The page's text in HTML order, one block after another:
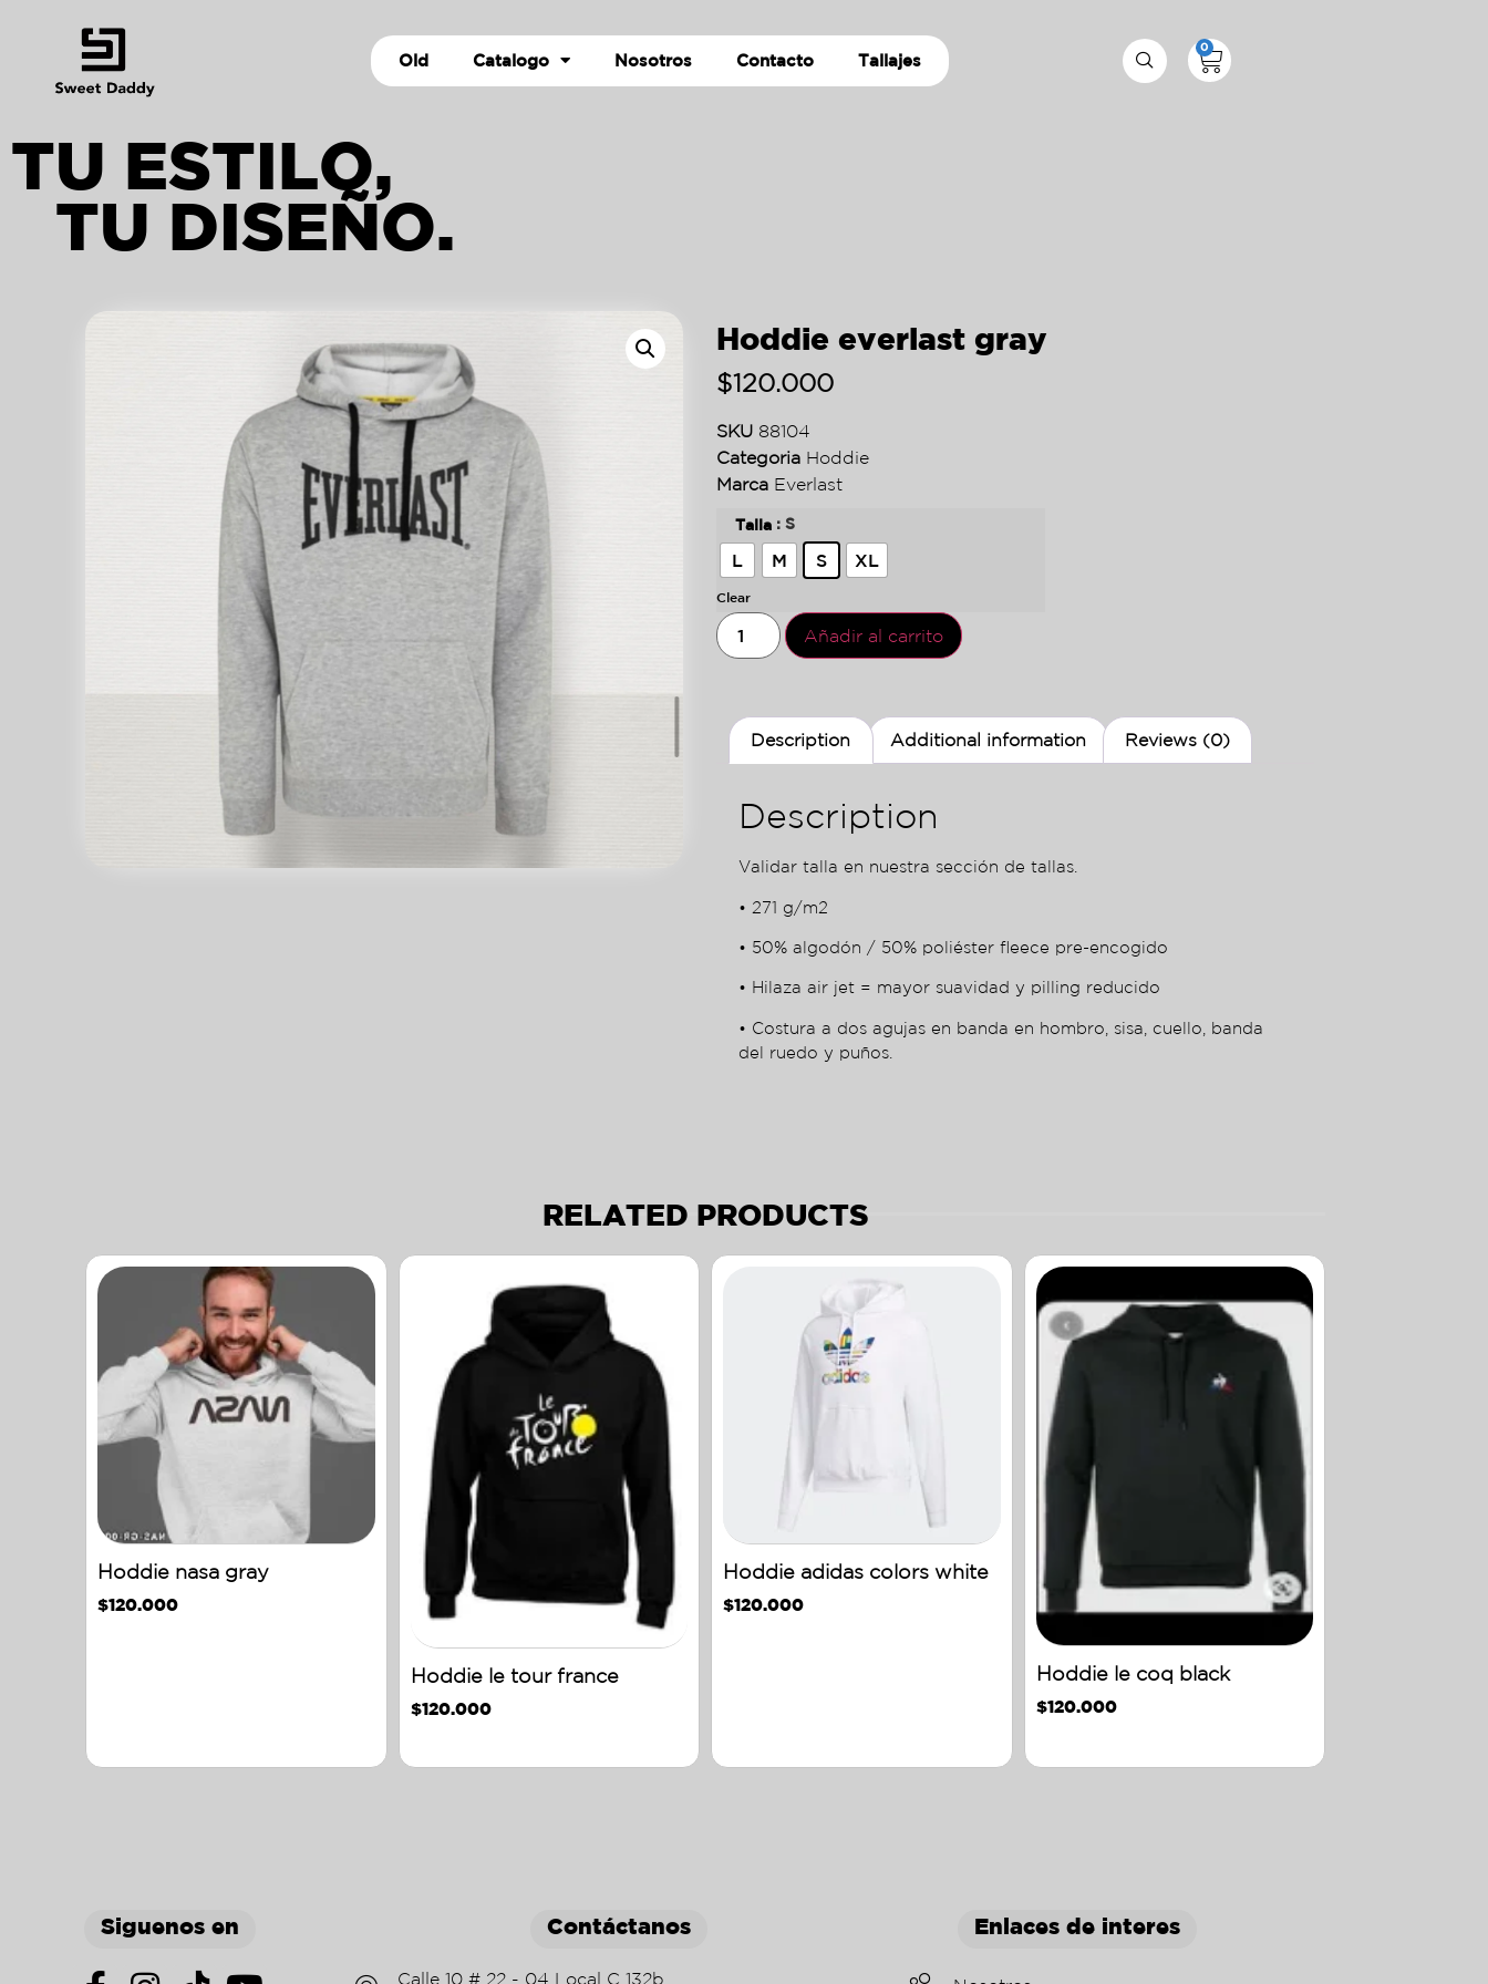
Old Catalogo Nosotros Contacto Tallajes
0
TU ESTILO,
TU DISEÑO.
Hoddie everlast gray
$120.000
SKU 88104
Categoria Hoddie
Marca Everlast
Talla : S
L M S XL
Clear
Añadir al carrito
Description Additional information Reviews (0)
Description
Validar talla en nuestra sección de tallas.
• 271 g/m2
• 50% algodón / 50% poliéster fleece pre-encogido
• Hilaza air jet = mayor suavidad y pilling reducido
• Costura a dos agujas en banda en hombro, sisa, cuello, banda
del ruedo y puños.
RELATED PRODUCTS
Hoddie nasa gray
$120.000
Hoddie le tour france
$120.000
Hoddie adidas colors white
$120.000
Hoddie le coq black
$120.000
Siguenos en Contáctanos
Calle 10 # 22 - 04 Local C 132b
Enlaces de interes